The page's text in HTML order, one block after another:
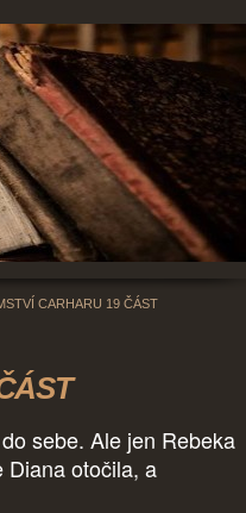
CARHARU 19 ČÁST
sebe. Ale jen Rebeka
Diana otočila, a